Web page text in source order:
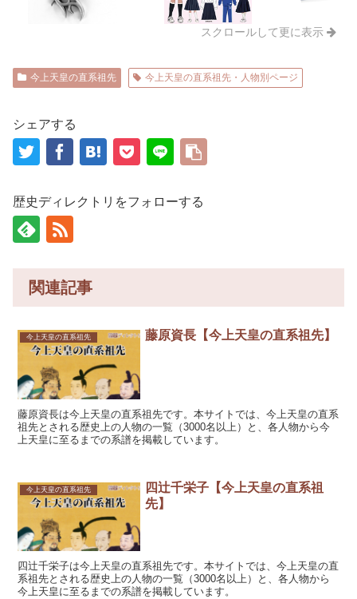
スクロールして更に表示
今上天皇の直系祖先 今上天皇の直系祖先・人物別ページ
シェアする
歴史ディレクトリをフォローする
関連記事
今上天皇の直系祖先 藤原資長【今上天皇の直系祖先】
藤原資長は今上天皇の直系祖先です。本サイトでは、今上天皇の直系
祖先とされる歴史上の人物の一覧（3000名以上）と、各人物から今
上天皇に至るまでの系譜を掲載しています。
今上天皇の直系祖先
四辻千栄子【今上天皇の直系祖
先】
四辻千栄子は今上天皇の直系祖先です。本サイトでは、今上天皇の直
系祖先とされる歴史上の人物の一覧（3000名以上）と、各人物から
今上天皇に至るまでの系譜を掲載しています。